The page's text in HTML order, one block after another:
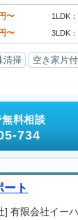
円〜 1LDK
円〜 3LDK
清掃 空き家片
料相談
734
ート
] 有限会社イー